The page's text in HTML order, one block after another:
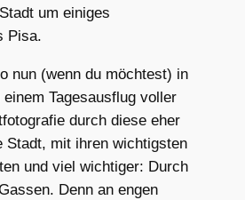
um einiges
Pisa.
nun (wenn du möchtest) in
Tagesausflug voller
durch diese eher
Stadt, mit ihren wichtigsten
und viel wichtiger: Durch
Denn an engen